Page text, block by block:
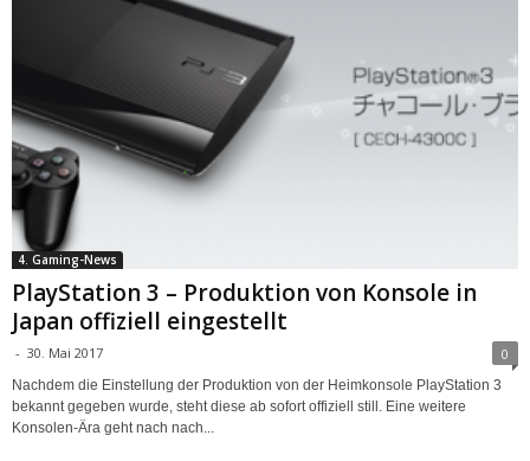
4. Gaming-News
PlayStation 3 – Produktion von Konsole in
Japan offiziell eingestellt
- 30. Mai 2017 0
Nachdem die Einstellung der Produktion von der Heimkonsole PlayStation 3
bekannt gegeben wurde, steht diese ab sofort offiziell still. Eine weitere
Konsolen-Ära geht nach nach...